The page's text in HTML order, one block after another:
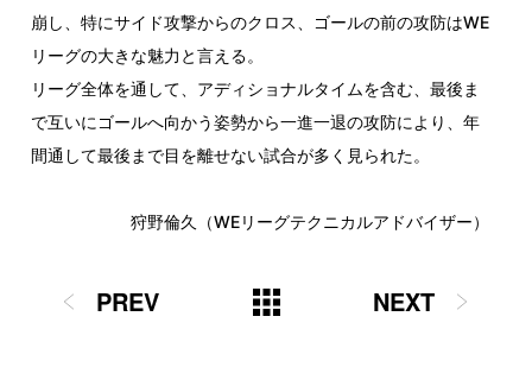
崩し、特にサイド攻撃からのクロス、ゴールの前の攻防はWE
リーグの大きな魅力と言える。
リーグ全体を通して、アディショナルタイムを含む、最後ま
で互いにゴールへ向かう姿勢から一進一退の攻防により、年
間通して最後まで目を離せない試合が多く見られた。
狩野倫久（WEリーグテクニカルアドバイザー）
PREV NEXT